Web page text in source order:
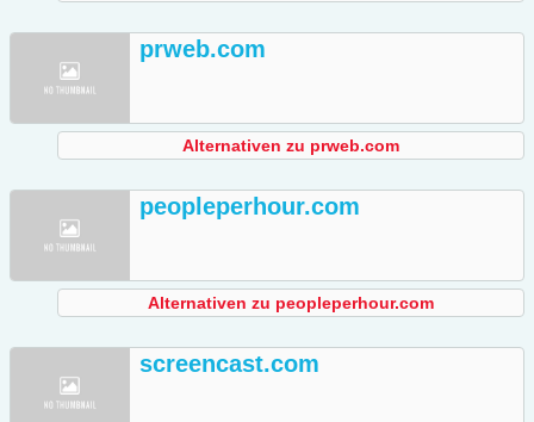
prweb.com
Alternativen zu prweb.com
peopleperhour.com
Alternativen zu peopleperhour.com
screencast.com